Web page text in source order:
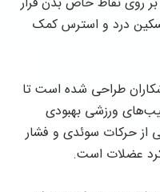
درد و استرس کمک
طراحی شده است تا
ورزشی بهبودی
از حرکات سوئدی و فشار
عضلات است.